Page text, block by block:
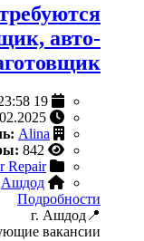
авто-
Alina
842
Repair
Ашдод
Подробности
📍г. Ашдод
вакансии: